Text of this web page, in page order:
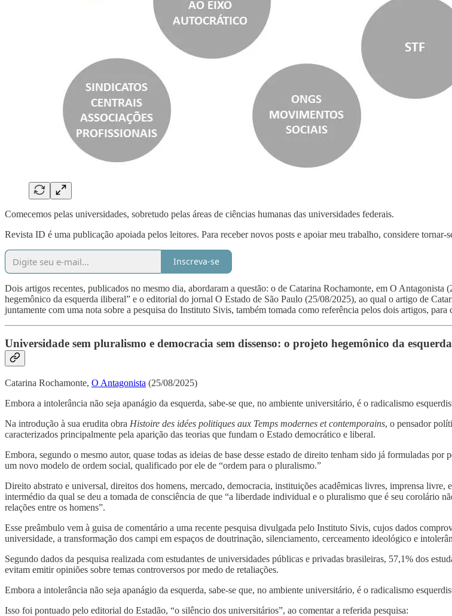
Comecemos pelas universidades, sobretudo pelas áreas de ciências humanas das universidades federais.
Revista ID é uma publicação apoiada pelos leitores. Para receber novos posts e apoiar meu trabalho, considere tornar-
Inscreva-se
Dois artigos recentes, publicados no mesmo dia, abordaram a questão: o de Catarina Rochamonte, em O
hegemônico da esquerda iliberal” e o editorial do jornal O Estado de São Paulo (25/08/2025), ao qual o artigo de
juntamente com uma nota sobre a pesquisa do Instituto Sivis, também tomada como referência pelos dois artigos,
Universidade sem pluralismo e democracia sem dissenso: o projeto hegemônico da
Catarina Rochamonte, O Antagonista (25/08/2025)
Embora a intolerância não seja apanágio da esquerda, sabe-se que, no ambiente universitário, é o radicalismo
Na introdução à sua erudita obra Histoire des idées politiques aux Temps modernes et contemporains, o pensador
caracterizados principalmente pela aparição das teorias que fundam o Estado democrático e liberal.
Embora, segundo o mesmo autor, quase todas as ideias de base desse estado de direito tenham sido já formuladas
um novo modelo de ordem social, qualificado por ele de “ordem para o pluralismo.”
Direito abstrato e universal, direitos dos homens, mercado, democracia, instituições acadêmicas livres, imprensa
intermédio da qual se deu a tomada de consciência de que “a liberdade individual e o pluralismo que é seu corolário
relações entre os homens”.
Esse preâmbulo vem à guisa de comentário a uma recente pesquisa divulgada pelo Instituto Sivis, cujos dados
universidade, a transformação dos campi em espaços de doutrinação, silenciamento, cerceamento ideológico e
Segundo dados da pesquisa realizada com estudantes de universidades públicas e privadas brasileiras, 57,1% dos
evitam emitir opiniões sobre temas controversos por medo de retaliações.
Embora a intolerância não seja apanágio da esquerda, sabe-se que, no ambiente universitário, é o radicalismo
Isso foi pontuado pelo editorial do Estadão, “o silêncio dos universitários”, ao comentar a referida pesquisa: